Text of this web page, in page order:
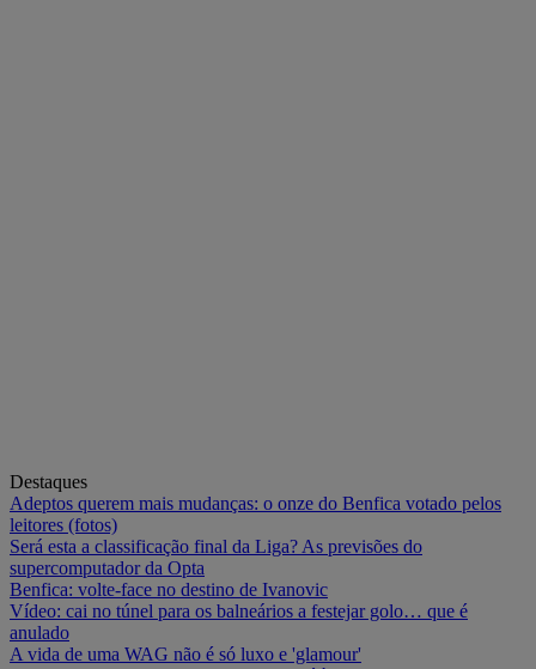
Destaques
Adeptos querem mais mudanças: o onze do Benfica votado pelos
leitores (fotos)
Será esta a classificação final da Liga? As previsões do
supercomputador da Opta
Benfica: volte-face no destino de Ivanovic
Vídeo: cai no túnel para os balneários a festejar golo… que é
anulado
A vida de uma WAG não é só luxo e 'glamour'